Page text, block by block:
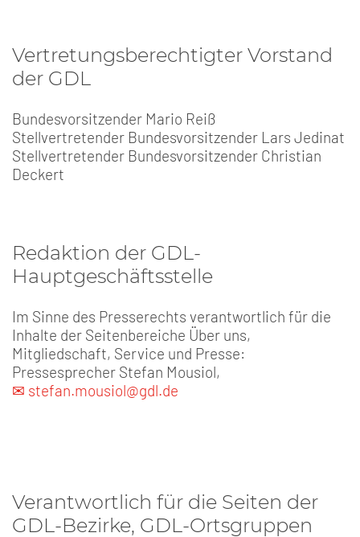
Vertretungsberechtigter Vorstand
der GDL
Bundesvorsitzender Mario Reiß
Stellvertretender Bundesvorsitzender Lars Jedinat
Stellvertretender Bundesvorsitzender Christian
Deckert
Redaktion der GDL-
Hauptgeschäftsstelle
Im Sinne des Presserechts verantwortlich für die
Inhalte der Seitenbereiche Über uns,
Mitgliedschaft, Service und Presse:
Pressesprecher Stefan Mousiol,
✉ stefan.mousiol@gdl.de
Verantwortlich für die Seiten der
GDL-Bezirke, GDL-Ortsgruppen